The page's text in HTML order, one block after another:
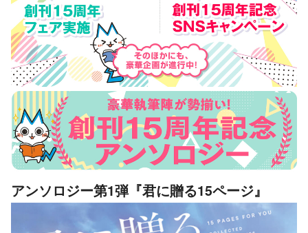
アンソロジー第1弾『君に贈る15ページ』